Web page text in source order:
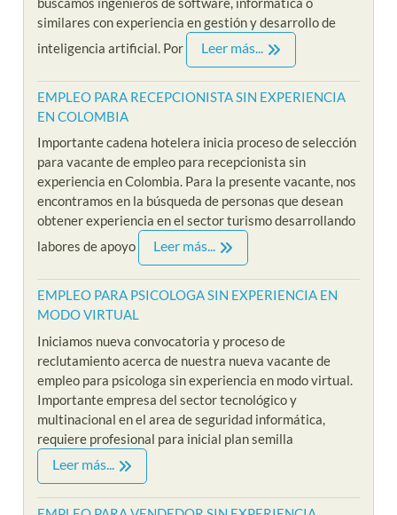
similares con experiencia en gestión y desarrollo de
inteligencia artificial. Por
Leer más...
EMPLEO PARA RECEPCIONISTA SIN EXPERIENCIA
EN COLOMBIA
Importante cadena hotelera inicia proceso de selección
para vacante de empleo para recepcionista sin
experiencia en Colombia. Para la presente vacante, nos
encontramos en la búsqueda de personas que desean
obtener experiencia en el sector turismo desarrollando
labores de apoyo
Leer más...
EMPLEO PARA PSICOLOGA SIN EXPERIENCIA EN
MODO VIRTUAL
Iniciamos nueva convocatoria y proceso de
reclutamiento acerca de nuestra nueva vacante de
empleo para psicologa sin experiencia en modo virtual.
Importante empresa del sector tecnológico y
multinacional en el area de seguridad informática,
requiere profesional para inicial plan semilla
Leer más...